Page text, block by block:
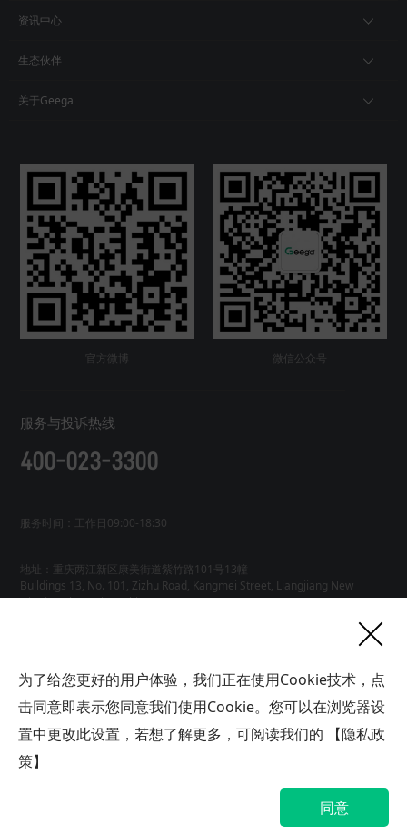
资讯中心
生态伙伴
关于Geega
官方微博 微信公众号
服务与投诉热线
400-023-3300
服务时间：工作日09:00-18:30
地址：重庆两江新区康美街道紫竹路101号13幢
Buildings 13, No. 101, Zizhu Road, Kangmei Street, Liangjiang New
网站地图 工业AI智能体
版权所有广域铭岛数字科技有限公司 GYMD Digital Technology
Co.,
帮助中心
我们
为了给您更好的用户体验，我们正在使用Cookie技术，点
击同意即表示您同意我们使用Cookie。您可以在浏览器设
置中更改此设置，若想了解更多，可阅读我们的
【隐私政
策】
同意